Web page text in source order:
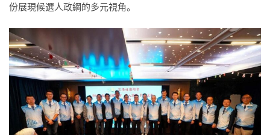
份展現候選人政綱的多元視角。